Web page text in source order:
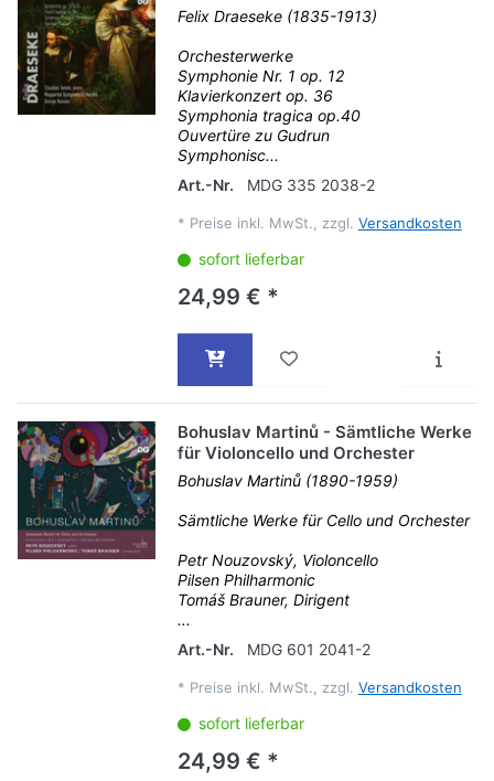
Felix Draeseke (1835-1913)
Orchesterwerke
Symphonie Nr. 1 op. 12
Klavierkonzert op. 36
Symphonia tragica op.40
Ouvertüre zu Gudrun
Symphonisc...
Art.-Nr.
MDG 335 2038-2
* Preise inkl. MwSt., zzgl. Versandkosten
sofort lieferbar
24,99 € *
Bohuslav Martinů - Sämtliche Werke
für Violoncello und Orchester
Bohuslav Martinů (1890-1959)
Sämtliche Werke für Cello und Orchester
Petr Nouzovský, Violoncello
Pilsen Philharmonic
Tomáš Brauner, Dirigent
...
Art.-Nr.
MDG 601 2041-2
* Preise inkl. MwSt., zzgl. Versandkosten
sofort lieferbar
24,99 € *